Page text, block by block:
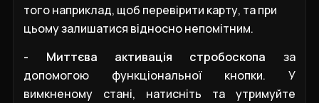
того наприклад, щоб перевірити карту, та при
цьому залишатися відносно непомітним.
- Миттєва активація стробоскопа за
допомогою функціональної кнопки. У
вимкненому стані, натисніть та утримуйте